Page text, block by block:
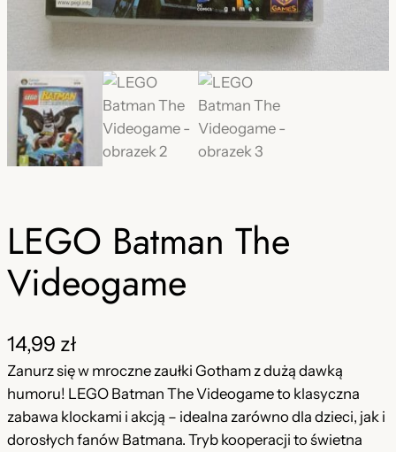
LEGO Batman The
Videogame
14,99 zł
Zanurz się w mroczne zaułki Gotham z dużą dawką
humoru! LEGO Batman The Videogame to klasyczna
zabawa klockami i akcją – idealna zarówno dla dzieci, jak i
dorosłych fanów Batmana. Tryb kooperacji to świetna